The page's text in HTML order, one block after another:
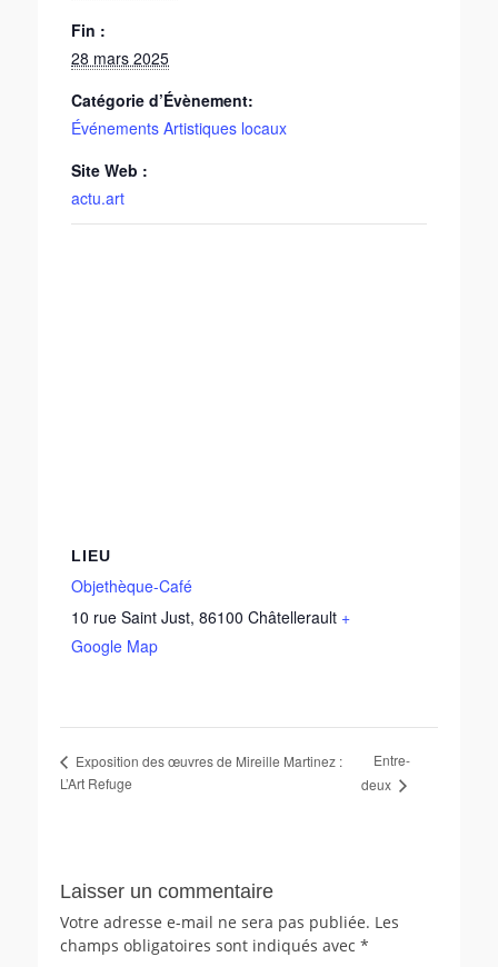
Fin :
28 mars 2025
Catégorie d’Évènement:
Événements Artistiques locaux
Site Web :
actu.art
LIEU
Objethèque-Café
10 rue Saint Just, 86100 Châtellerault +
Google Map
Exposition des œuvres de Mireille Martinez :
L’Art Refuge
Entre-
deux
Laisser un commentaire
Votre adresse e-mail ne sera pas publiée. Les
champs obligatoires sont indiqués avec *